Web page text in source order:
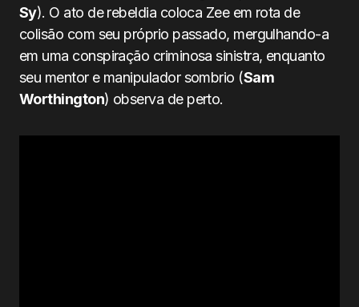
Sy). O ato de rebeldia coloca Zee em rota de
colisão com seu próprio passado, mergulhando-a
em uma conspiração criminosa sinistra, enquanto
seu mentor e manipulador sombrio (Sam
Worthington) observa de perto.